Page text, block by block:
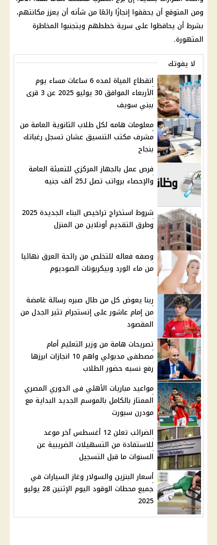
ومن المتوقع أن يحققوا إنجازًا رائعًا من شأنه أن يعزز مكانتهم،
بشرط أن يحافظوا على سرية خططهم ويتجنبوا المخاطرة
المتهورة.
لا يفوتك
انقطاع المياة لمده 6 ساعات مساء يوم
الأربعاء الموافق 30 يوليو 2025 عن 3 قرى
ببني سويف
معلومات هامه لكل طلاب الثانوية العامة من
مشرف مكتب التنسيق عشان تسجل رغباتك
بنجاح
فرص عمل بالجهاز المركزي للتعبئة العامة
والإحصاء برواتب تصل لـ25 ألف جنيه
شروط استخراج تراخيص البناء الجديدة 2025
وطرق التقديم أونلاين من المنزل
وصفه فعاله للتخلص من رائحة العرق نهائيا
من ماء الورد وبيكربونات الصوديوم
ربنا يعوض كل من طال صبره رسالة غامضة
من إمام عاشور على إنستجرام تثير الجدل من
المقصود
تصريحات هامة من وزير التعليم أمام
مصطفى مدبولي واهم 10 انجازات ابرزها
رفع نسبه حضور الطلاب
مواعيد مباريات الأهلي فى الدوري المصري
الممتاز بالكامل بالموسم الجديد البداية مع
مودرن سبورت
الضرائب تعلن 12 أغسطس آخر موعد
للاستفادة من التسهيلات الضريبية عن
السنوات ما قبل التسجيل
أسعار البنزين والسولار وغاز السيارات في
جميع محطات الوقود اليوم الإثنين 28 يوليو
2025